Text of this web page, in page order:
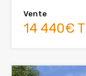
Vente
14 440€